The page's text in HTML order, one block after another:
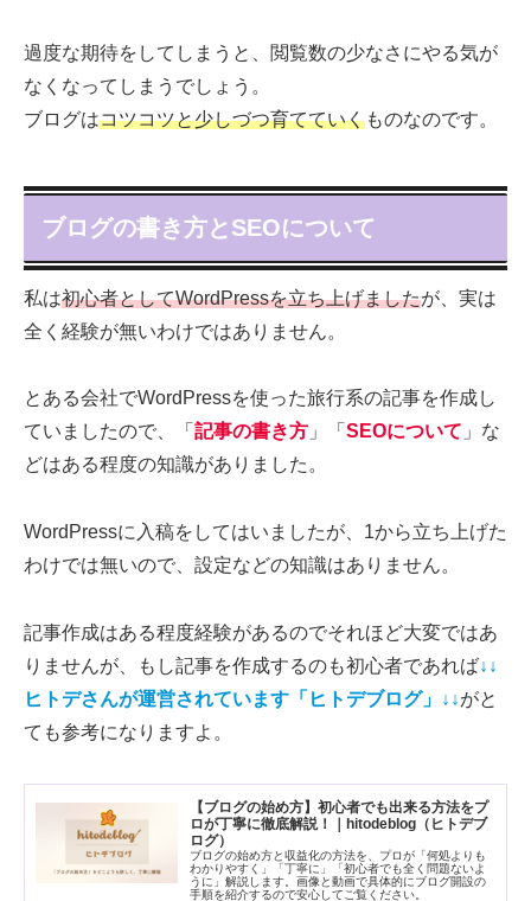
過度な期待をしてしまうと、閲覧数の少なさにやる気が
なくなってしまうでしょう。
ブログはコツコツと少しづつ育てていくものなのです。
ブログの書き方とSEOについて
私は初心者としてWordPressを立ち上げましたが、実は
全く経験が無いわけではありません。
とある会社でWordPressを使った旅行系の記事を作成し
ていましたので、「 記事の書き方 」「 SEOについて 」な
どはある程度の知識がありました。
WordPressに入稿をしてはいましたが、1から立ち上げた
わけでは無いので、設定などの知識はありません。
記事作成はある程度経験があるのでそれほど大変ではあ
りませんが、もし記事を作成するのも初心者であれば↓↓
ヒトデさんが運営されています「ヒトデブログ」↓↓がと
ても参考になりますよ。
【ブログの始め方】初心者でも出来る方法をプ
ロが丁寧に徹底解説！｜hitodeblog（ヒトデブ
ログ）
ブログの始め方と収益化の方法を、プロが「何処よりも
わかりやすく」「丁寧に」「初心者でも全く問題ないよ
うに」解説します。画像と動画で具体的にブログ開設の
手順を紹介するので安心してご覧ください。